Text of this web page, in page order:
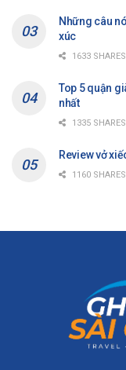
Những câu
xúc
1633 SHARES
Top 5 quận
nhất
1335 SHARES
Review vở
1160 SHARES